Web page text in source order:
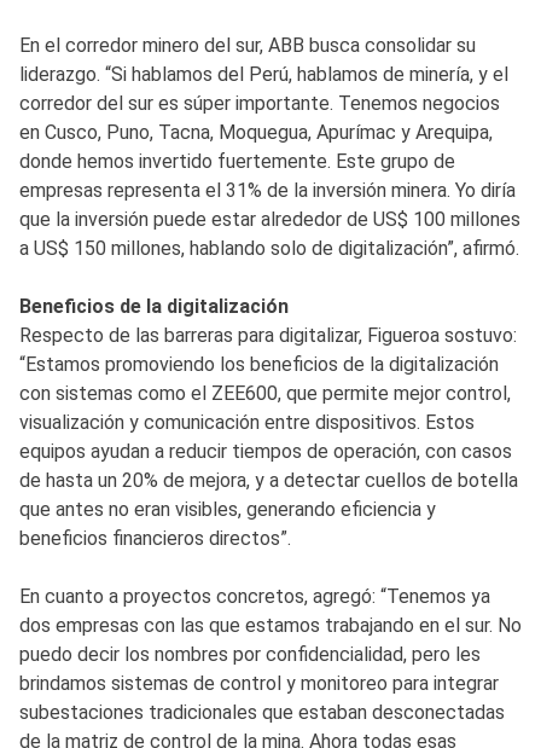
En el corredor minero del sur, ABB busca consolidar su
liderazgo. “Si hablamos del Perú, hablamos de minería, y el
corredor del sur es súper importante. Tenemos negocios
en Cusco, Puno, Tacna, Moquegua, Apurímac y Arequipa,
donde hemos invertido fuertemente. Este grupo de
empresas representa el 31% de la inversión minera. Yo diría
que la inversión puede estar alrededor de US$ 100 millones
a US$ 150 millones, hablando solo de digitalización”, afirmó.
Beneficios de la digitalización
Respecto de las barreras para digitalizar, Figueroa sostuvo:
“Estamos promoviendo los beneficios de la digitalización
con sistemas como el ZEE600, que permite mejor control,
visualización y comunicación entre dispositivos. Estos
equipos ayudan a reducir tiempos de operación, con casos
de hasta un 20% de mejora, y a detectar cuellos de botella
que antes no eran visibles, generando eficiencia y
beneficios financieros directos”.
En cuanto a proyectos concretos, agregó: “Tenemos ya
dos empresas con las que estamos trabajando en el sur. No
puedo decir los nombres por confidencialidad, pero les
brindamos sistemas de control y monitoreo para integrar
subestaciones tradicionales que estaban desconectadas
de la matriz de control de la mina. Ahora todas esas